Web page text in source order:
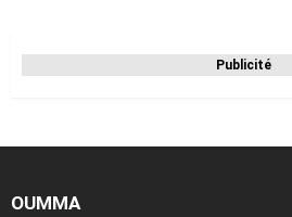
Publicité
OUMMA